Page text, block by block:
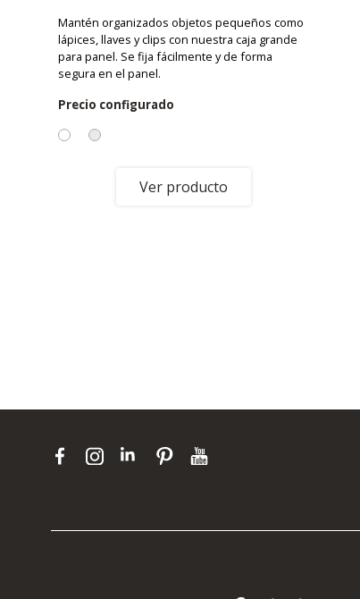
Mantén organizados objetos pequeños como
lápices, llaves y clips con nuestra caja grande
para panel. Se fija fácilmente y de forma
segura en el panel.
Precio configurado
Ver producto